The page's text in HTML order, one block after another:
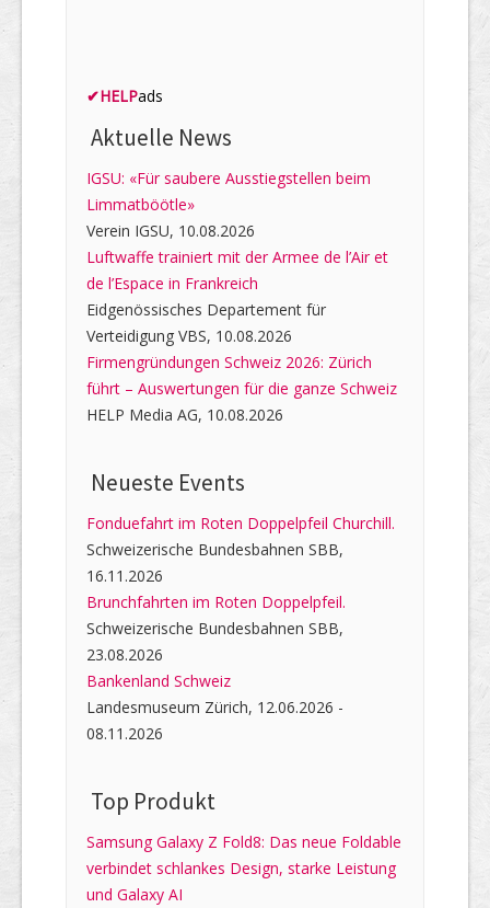
✔HELPads
Aktuelle News
IGSU: «Für saubere Ausstiegstellen beim
Limmatböötle»
Verein IGSU, 10.08.2026
Luftwaffe trainiert mit der Armee de l’Air et
de l’Espace in Frankreich
Eidgenössisches Departement für
Verteidigung VBS, 10.08.2026
Firmengründungen Schweiz 2026: Zürich
führt – Auswertungen für die ganze Schweiz
HELP Media AG, 10.08.2026
Neueste Events
Fonduefahrt im Roten Doppelpfeil Churchill.
Schweizerische Bundesbahnen SBB,
16.11.2026
Brunchfahrten im Roten Doppelpfeil.
Schweizerische Bundesbahnen SBB,
23.08.2026
Bankenland Schweiz
Landesmuseum Zürich, 12.06.2026 -
08.11.2026
Top Produkt
Samsung Galaxy Z Fold8: Das neue Foldable
verbindet schlankes Design, starke Leistung
und Galaxy AI